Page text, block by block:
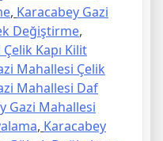
, Karacabey Gazi
Değiştirme,
Kapı Kilit
Mahallesi Çelik
Mahallesi Daf
Gazi Mahallesi
, Karacabey